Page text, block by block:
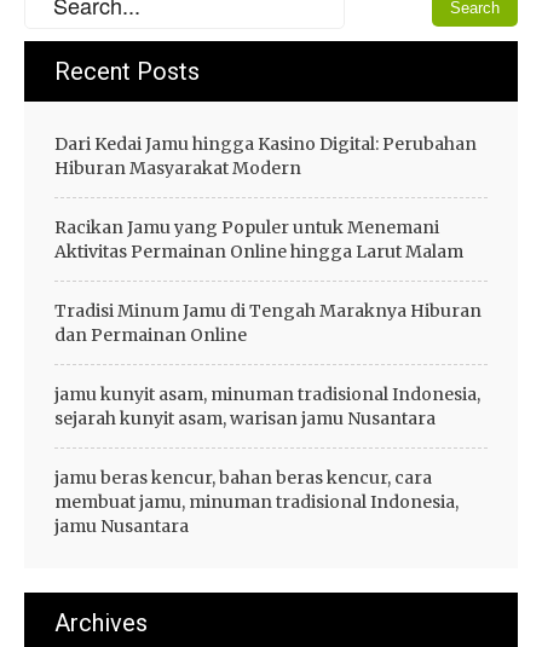
Recent Posts
Dari Kedai Jamu hingga Kasino Digital: Perubahan
Hiburan Masyarakat Modern
Racikan Jamu yang Populer untuk Menemani
Aktivitas Permainan Online hingga Larut Malam
Tradisi Minum Jamu di Tengah Maraknya Hiburan
dan Permainan Online
jamu kunyit asam, minuman tradisional Indonesia,
sejarah kunyit asam, warisan jamu Nusantara
jamu beras kencur, bahan beras kencur, cara
membuat jamu, minuman tradisional Indonesia,
jamu Nusantara
Archives